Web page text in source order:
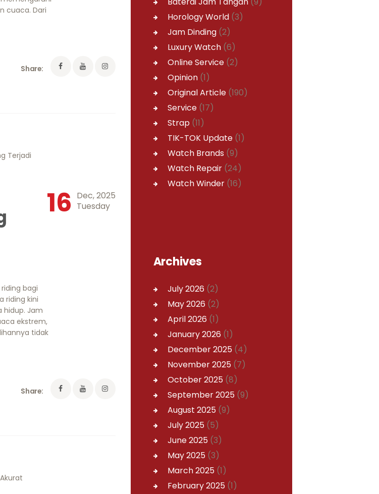
cuaca. Dari
Share:
16 Dec, 2025
Tuesday
bagi
riding kini
hidup. Jam
ekstrem,
tidak
Share:
Horology World(3)
Jam Dinding(2)
Luxury Watch(6)
Online Service(2)
Opinion(1)
Original Article(190)
Service(17)
Strap(11)
TIK-TOK Update(1)
Watch Brands (9)
Watch Repair(24)
Watch Winder(16)
Archives
July2026 (2)
May2026 (2)
April2026 (1)
January2026 (1)
December2025(4)
November2025(7)
October2025(8)
September2025(9)
August 2025(9)
July2025(5)
June2025(3)
May2025(3)
March2025(1)
February2025(1)